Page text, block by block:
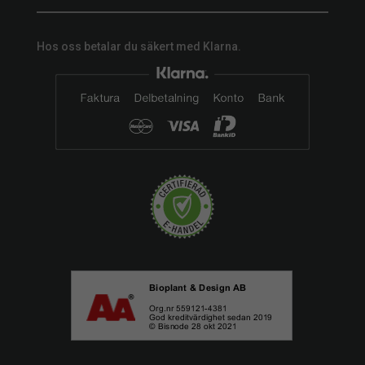
Hos oss betalar du säkert med Klarna.